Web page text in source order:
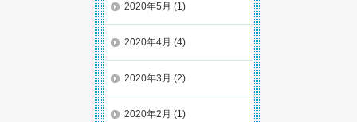
2020年5月 (1)
2020年4月 (4)
2020年3月 (2)
2020年2月 (1)